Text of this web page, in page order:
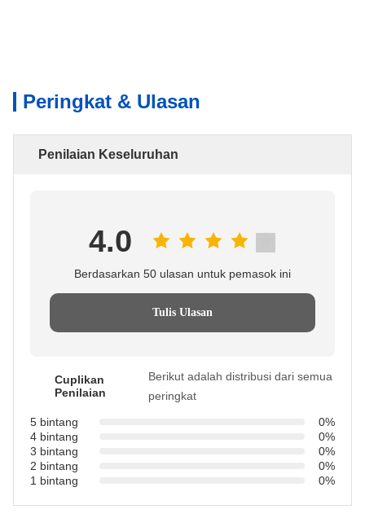
Peringkat & Ulasan
Penilaian Keseluruhan
4.0
Berdasarkan 50 ulasan untuk pemasok ini
Tulis Ulasan
Cuplikan
Penilaian
Berikut adalah distribusi dari semua
peringkat
5 bintang
0%
4 bintang
0%
3 bintang
0%
2 bintang
0%
1 bintang
0%